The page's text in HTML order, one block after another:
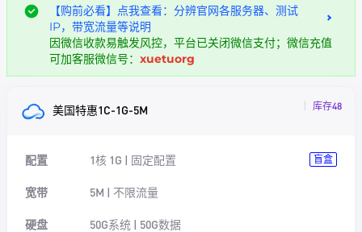
【购前必看】点我查看：分辨官网各服务器、测试
IP，带宽流量等说明
因微信收款易触发风控，平台已关闭微信支付；微信充值
可加客服微信号： xuetuorg
美国特惠1C-1G-5M 库存48
配置 1核 1G | 固定配置 盲盒
宽带 5M | 不限流量
硬盘 50G系统 | 50G数据